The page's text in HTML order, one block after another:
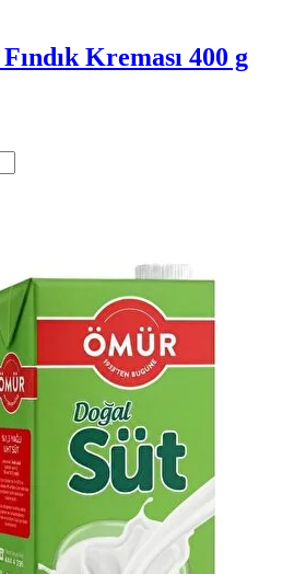
Kreması 400 g